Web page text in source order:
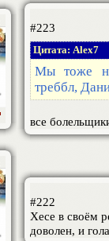
#223
Цитата: Alex7
Мы тоже
треббл,
все
#222
Хесе в своём
доволен, и